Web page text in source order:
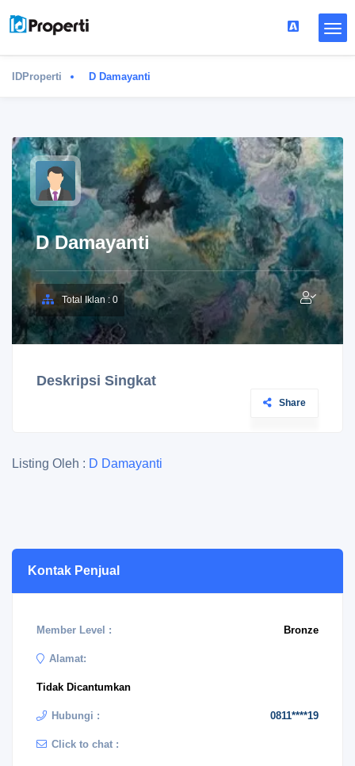
IDProperti D Damayanti
D Damayanti
Total Iklan : 0
Deskripsi Singkat
Share
Listing Oleh : D Damayanti
Kontak Penjual
Member Level : Bronze
Alamat:
Tidak Dicantumkan
Hubungi : 0811****19
Click to chat :